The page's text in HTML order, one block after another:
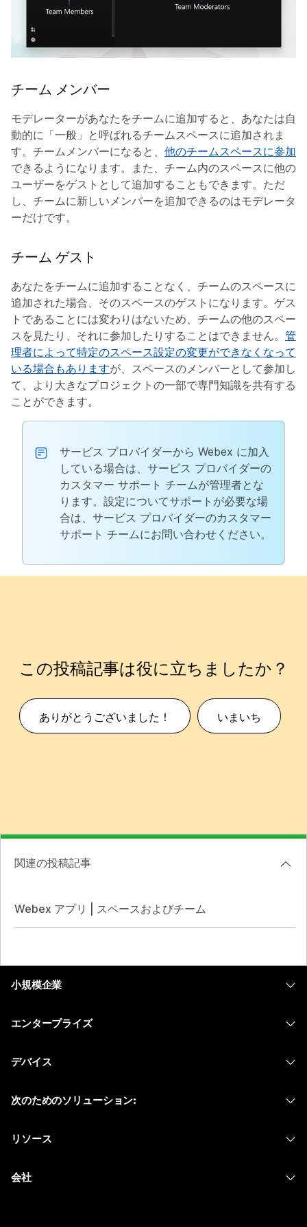
チーム メンバー
モデレーターがあなたをチームに追加すると、あなたは自
動的に 「一般」 と呼ばれるチームスペースに追加されま
す。チームメンバーになると、 他のチームスペースに参加
できるようになります。また、チーム内のスペースに他の
ユーザーをゲストとして追加することもできます。ただ
し、チームに新しいメンバーを追加できるのはモデレータ
ーだけです。
チーム ゲスト
あなたをチームに追加することなく、チームのスペースに
追加された場合、そのスペースのゲストになります。ゲス
トであることには変わりはないため、チームの他のスペー
スを見たり、それに参加したりすることはできません。 管
理者によって特定のスペース設定の変更ができなくなって
いる場合もありますが、スペースのメンバーとして参加し
て、より大きなプロジェクトの一部で専門知識を共有する
ことができます。
サービス プロバイダーから Webex に加入
している場合は、サービス プロバイダーの
カスタマー サポート チームが管理者とな
ります。設定についてサポートが必要な場
合は、サービス プロバイダーのカスタマー
サポート チームにお問い合わせください。
この投稿記事は役に立ちましたか？
ありがとうございました！ いまいち
関連の投稿記事
Webex アプリ | スペースおよびチーム
小規模企業
エンタープライズ
Meetings
デバイス
次のためのソリューション:
リソース
会社